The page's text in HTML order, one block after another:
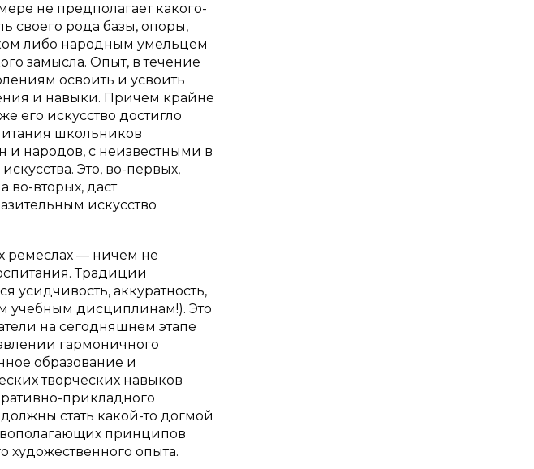
не предполагает какого-
своего рода базы, опоры,
либо народным умельцем
замысла. Опыт, в течение
освоить и усвоить
и навыки. Причём крайне
его искусство достигло
школьников
и народов, с неизвестными в
Это, во-первых,
во-вторых, даст
искусство
ремеслах — ничем не
Традиции
усидчивость, аккуратность,
учебным дисциплинам!). Это
на сегодняшнем этапе
гармоничного
образование и
творческих навыков
прикладного
стать какой-то догмой
принципов
художественного опыта.